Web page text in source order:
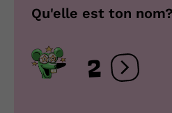
Qu'elle est ton
2 Ouvrir